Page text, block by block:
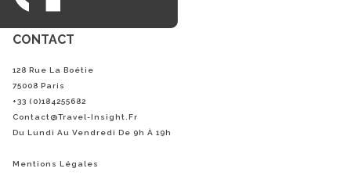
CONTACT
128 Rue La Boétie
75008 Paris
+33 (0)184255682
Contact@Travel-Insight.fr
Du Lundi Au Vendredi De 9h À 19h
Mentions Légales